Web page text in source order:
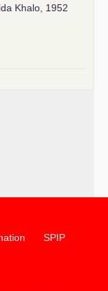
Khalo, 1952
SPIP